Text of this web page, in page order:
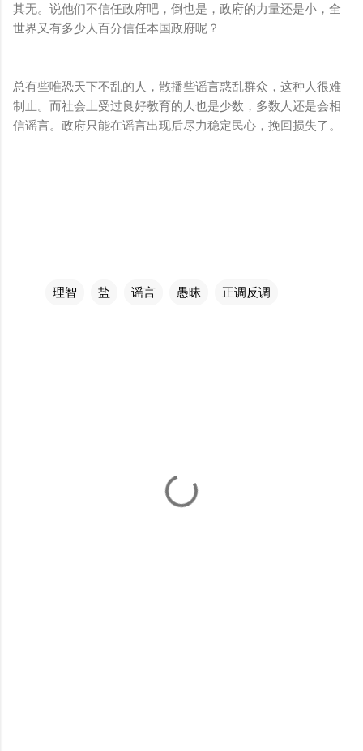
其无。说他们不信任政府吧，倒也是，政府的力量还是小，全
世界又有多少人百分信任本国政府呢？
总有些唯恐天下不乱的人，散播些谣言惑乱群众，这种人很难
制止。而社会上受过良好教育的人也是少数，多数人还是会相
信谣言。政府只能在谣言出现后尽力稳定民心，挽回损失了。
理智 盐 谣言 愚昧 正调反调